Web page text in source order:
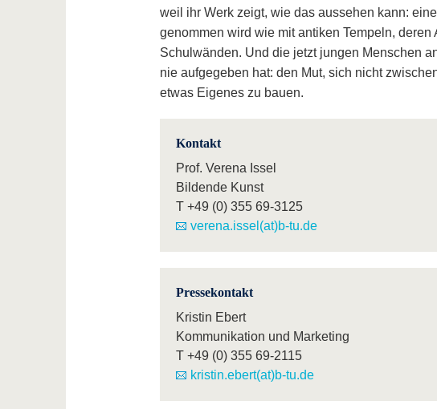
weil ihr Werk zeigt, wie das aussehen kann:
genommen wird wie mit antiken Tempeln,
Schulwänden. Und die jetzt jungen Menschen
nie aufgegeben hat: den Mut, sich nicht
etwas Eigenes zu bauen.
Kontakt
Prof. Verena Issel
Bildende Kunst
T +49 (0) 355 69-3125
verena.issel(at)b-tu.de
Pressekontakt
Kristin Ebert
Kommunikation und Marketing
T +49 (0) 355 69-2115
kristin.ebert(at)b-tu.de